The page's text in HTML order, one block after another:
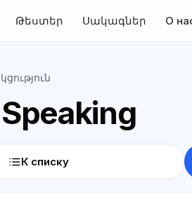
Թեստեր Սակագներ О
Speaking
К списку